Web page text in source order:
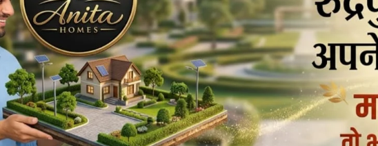
SOCIAL MEDIA